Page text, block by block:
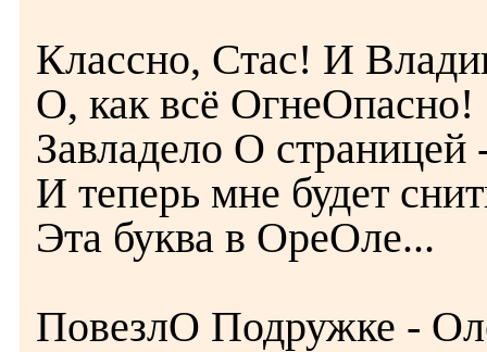
Классно, Стас! И
О, как всё ОгнеОпасно!
Завладело О страницей
И теперь мне будет
Эта буква в ОреОле...
ПовезлО Подружке -